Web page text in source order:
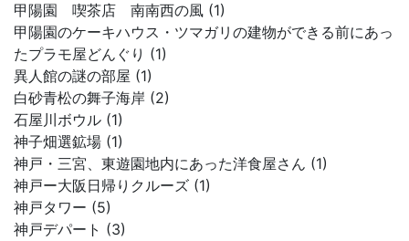
甲陽園 喫茶店 南南西の風 (1)
甲陽園のケーキハウス・ツマガリの建物ができる前にあっ
たプラモ屋どんぐり (1)
異人館の謎の部屋 (1)
白砂青松の舞子海岸 (2)
石屋川ボウル (1)
神子畑選鉱場 (1)
神戸・三宮、東遊園地内にあった洋食屋さん (1)
神戸ー大阪日帰りクルーズ (1)
神戸タワー (5)
神戸デパート (3)